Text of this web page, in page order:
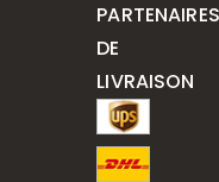
PARTENAIRES
DE
LIVRAISON